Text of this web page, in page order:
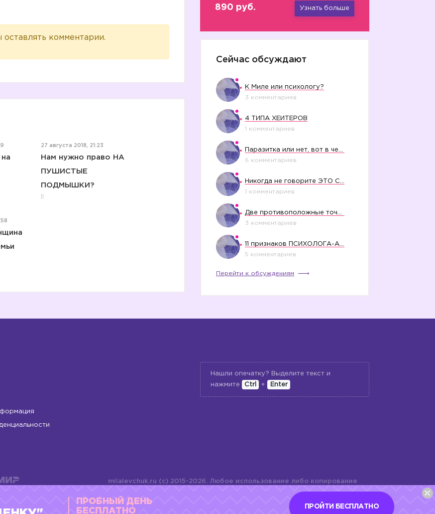
комментарии.
27 августа 2018, 21:23
Нам нужно право НА
ПУШИСТЫЕ
ПОДМЫШКИ?
890 руб. Узнать больше
Сейчас обсуждают
К Миле или психологу?
3 комментариев
4 ТИПА ХЕЙТЕРОВ
1 комментариев
6 комментариев
1 комментариев
3 комментариев
5 комментариев
Перейти к обсуждениям
Нашли опечатку? Выделите текст и
нажмите
Ctrl + Enter
milalevchuk.ru (c) 2015-2026. Любое использование либо копирование
материалов или подборки материалов сайта, элементов дизайна и
оформления допускается лишь с разрешения правообладателя и
ПРОБНЫЙ ДЕНЬ
БЕСПЛАТНО
ПРОЙТИ БЕСПЛАТНО